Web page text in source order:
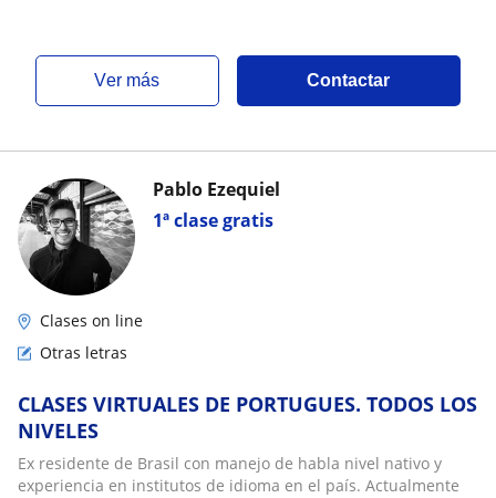
ver más Contactar
1ª clase gratis
Pablo Ezequiel
Clases on line
Otras letras
CLASES VIRTUALES DE PORTUGUES. TODOS LOS
NIVELES
Ex residente de Brasil con manejo de habla nivel nativo y
experiencia en institutos de idioma en el país. Actualmente